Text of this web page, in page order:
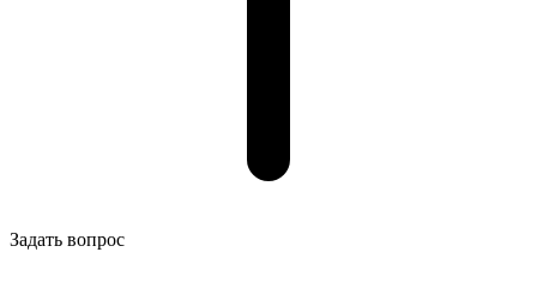
Задать вопрос